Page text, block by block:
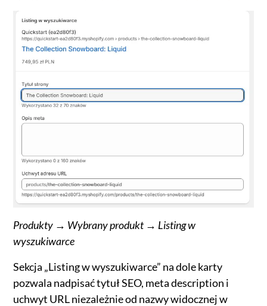
Produkty → Wybrany produkt → Listing w
wyszukiwarce
Sekcja „Listing w wyszukiwarce” na dole karty
pozwala nadpisać tytuł SEO, meta description i
uchwyt URL niezależnie od nazwy widocznej w